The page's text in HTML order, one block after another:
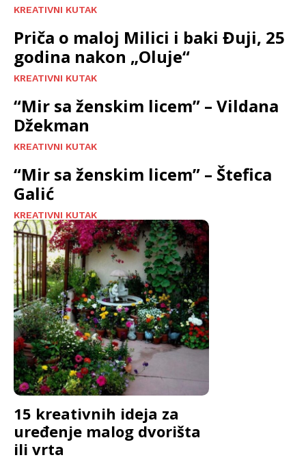
KREATIVNI KUTAK
Priča o maloj Milici i baki Đuji, 25
godina nakon „Oluje“
KREATIVNI KUTAK
“Mir sa ženskim licem” – Vildana
Džekman
KREATIVNI KUTAK
“Mir sa ženskim licem” – Štefica
Galić
KREATIVNI KUTAK
15 kreativnih ideja za
uređenje malog dvorišta
ili vrta